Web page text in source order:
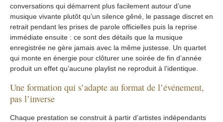
conversations qui démarrent plus facilement autour d’une
musique vivante plutôt qu’un silence gêné, le passage discret en
retrait pendant les prises de parole officielles puis la reprise
immédiate ensuite : ce sont des détails que la musique
enregistrée ne gère jamais avec la même justesse. Un quartet
qui monte en énergie pour clôturer une soirée de fin d’année
produit un effet qu’aucune playlist ne reproduit à l’identique.
Une formation qui s’adapte au format de l’événement,
pas l’inverse
Chaque prestation se construit à partir d’artistes indépendants